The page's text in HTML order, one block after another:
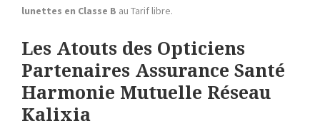
lunettes en Classe B au Tarif libre.
Les Atouts des Opticiens
Partenaires Assurance Santé
Harmonie Mutuelle Réseau
Kalixia